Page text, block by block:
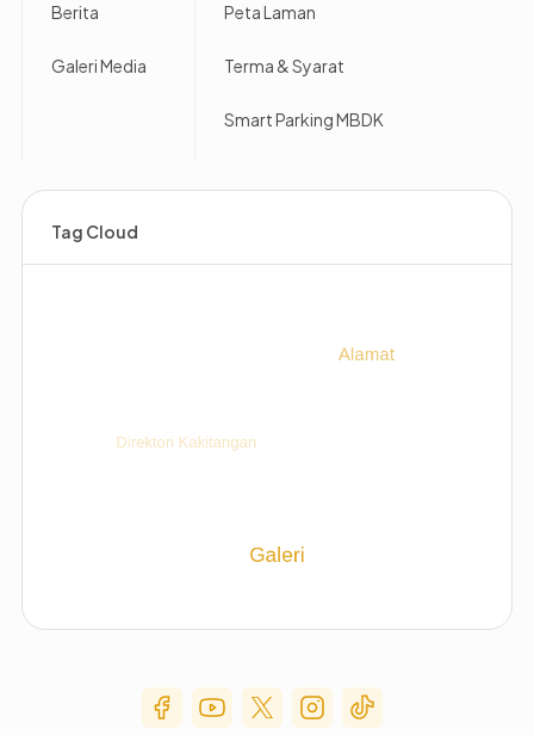
Berita
Galeri Media
Peta Laman
Terma & Syarat
Smart Parking MBDK
Tag Cloud
Social Media Menu